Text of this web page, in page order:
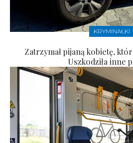
KRYMINAŁKI
Zatrzymał pijaną kobietę,
Uszkodziła inne